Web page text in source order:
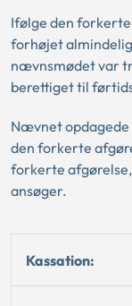
Ifølge den
forhøjet
nævnsmødet var
berettiget til
Nævnet opdagede
den forkerte
forkerte
ansøger.
Kassation: